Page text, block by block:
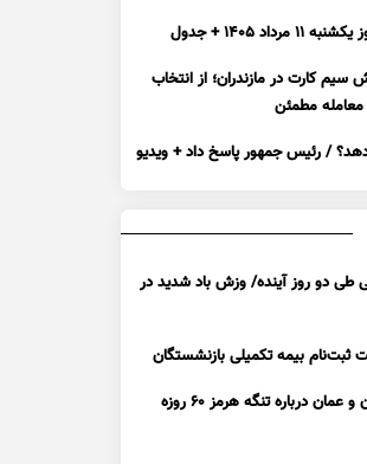
۱۴۰۵ + جدول
سیم کارت در مازندران؛ از انتخاب
مطمئن
/ رئیس جمهور پاسخ داد + ویدیو
طی دو روز آینده/ وزش باد شدید در
ثبت‌نام بیمه تکمیلی بازنشستگان
ای‌بی‌سی: توافق ایران و عمان درباره تنگه هرمز ۶۰ روزه